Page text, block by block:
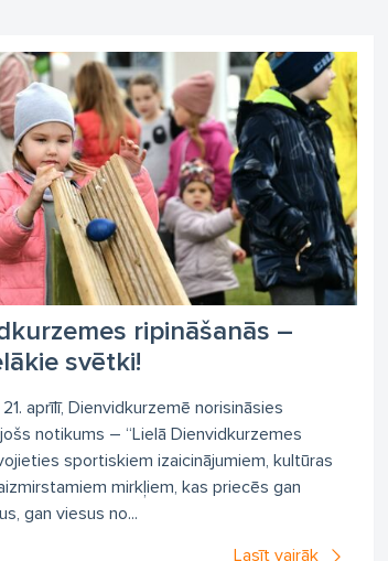
ripināšanās –
svētki!
aprīlī, Dienvidkurzemē norisināsies
notikums – “Lielā Dienvidkurzemes
sportiskiem izaicinājumiem, kultūras
mirkļiem, kas priecēs gan
gan viesus no...
Lasīt vairāk